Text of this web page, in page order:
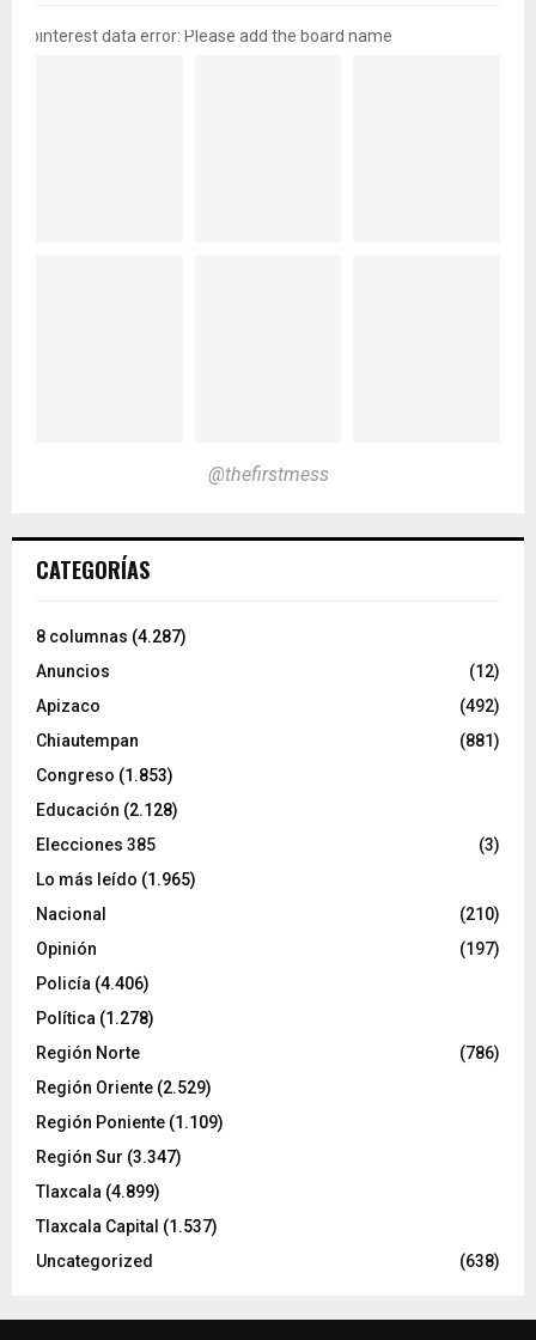
pinterest data error: Please add the board name
@thefirstmess
CATEGORÍAS
8 columnas (4.287)
Anuncios
(12)
Apizaco
(492)
Chiautempan
(881)
Congreso (1.853)
Educación (2.128)
Elecciones 385
(3)
Lo más leído (1.965)
Nacional
(210)
Opinión
(197)
Policía (4.406)
Política (1.278)
Región Norte
(786)
Región Oriente (2.529)
Región Poniente (1.109)
Región Sur (3.347)
Tlaxcala (4.899)
Tlaxcala Capital (1.537)
Uncategorized
(638)